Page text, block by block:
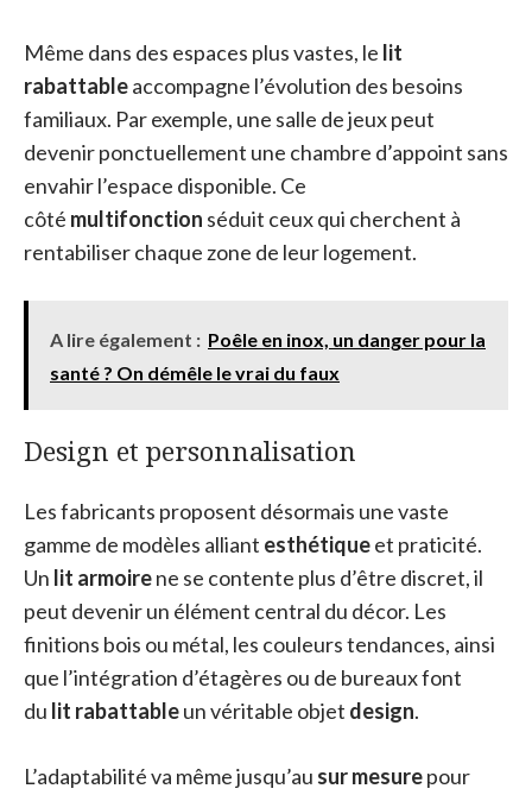
Même dans des espaces plus vastes, le lit
rabattableaccompagne l’évolution des besoins
familiaux. Par exemple, une salle de jeux peut
devenir ponctuellement une chambre d’appoint sans
envahir l’espace disponible. Ce
côté multifonction séduit ceux qui cherchent à
rentabiliser chaque zone de leur logement.
A lire également : Poêle en inox, un danger pour la
santé ? On démêle le vrai du faux
Design et personnalisation
Les fabricants proposent désormais une vaste
gamme de modèles alliant esthétiqueet praticité.
Un lit armoirene se contente plus d’être discret, il
peut devenir un élément central du décor. Les
finitions bois ou métal, les couleurs tendances, ainsi
que l’intégration d’étagères ou de bureaux font
du lit rabattableun véritable objet design.
L’adaptabilité va même jusqu’au sur mesurepour